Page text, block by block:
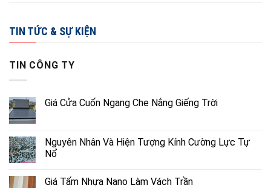
TIN TỨC & SỰ KIỆN
TIN CÔNG TY
Giá Cửa Cuốn Ngang Che Nắng Giếng Trời
Nguyên Nhân Và Hiện Tượng Kính Cường Lực Tự
Nổ
Giá Tấm Nhựa Nano Làm Vách Trần